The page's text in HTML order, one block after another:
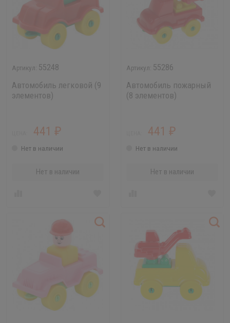
55248
Автомобиль легковой (9
элементов)
441 ₽
Нет в наличии
Нет в наличии
55286
Автомобиль пожарный
(8 элементов)
441 ₽
Нет в наличии
Нет в наличии